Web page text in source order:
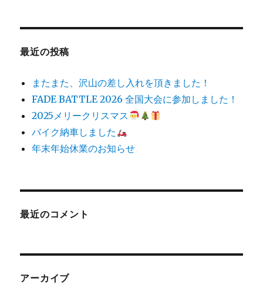
最近の投稿
またまた、沢山の差し入れを頂きました！
FADE BATTLE 2026 全国大会に参加しました！
2025メリークリスマス
バイク納車しました
年末年始休業のお知らせ
最近のコメント
アーカイブ